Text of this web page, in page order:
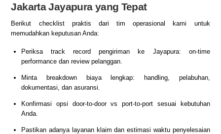
Jakarta Jayapura yang Tepat
Berikut checklist praktis dari tim operasional kami untuk
memudahkan keputusan Anda:
Periksa track record pengiriman ke Jayapura: on-time
performance dan review pelanggan.
Minta breakdown biaya lengkap: handling, pelabuhan,
dokumentasi, dan asuransi.
Konfirmasi opsi door-to-door vs port-to-port sesuai kebutuhan
Anda.
Pastikan adanya layanan klaim dan estimasi waktu penyelesaian